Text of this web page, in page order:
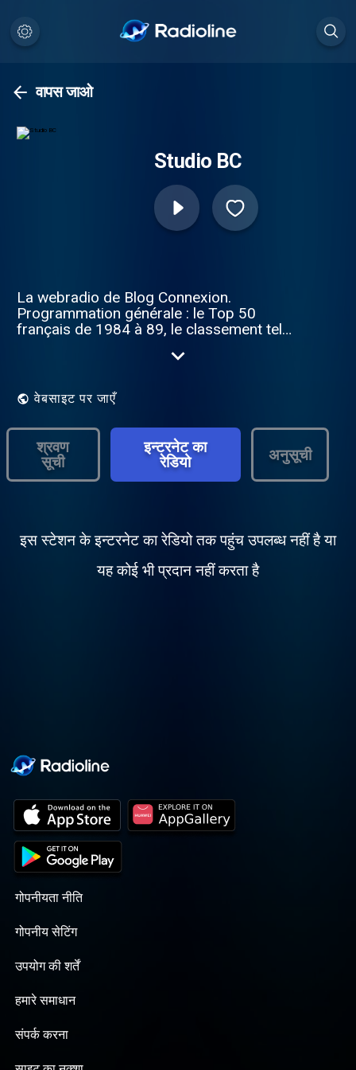
वापस जाओ
Studio BC
La webradio de Blog Connexion.
Programmation générale : le Top 50
français de 1984 à 89, le classement tel
chanson francophone des années 20's
Connexion.
वेबसाइट पर जाएँ
श्रवण
सूची
इन्टरनेट का
रेडियो
अनुसूची
इस स्टेशन के इन्टरनेट का रेडियो तक पहुंच उपलब्ध नहीं है या
यह कोई भी प्रदान नहीं करता है
गोपनीयता नीति
गोपनीय सेटिंग
उपयोग की शर्तें
हमारे समाधान
संपर्क करना